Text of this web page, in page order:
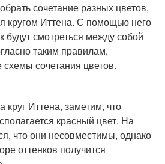
сочетание разных цветов,
кругом Иттена. С помощью него
будут смотреться между собой
таким правилам,
сочетания цветов.
Иттена, заметим, что
красный цвет. На
что они несовместимы, однако
оттенков получится